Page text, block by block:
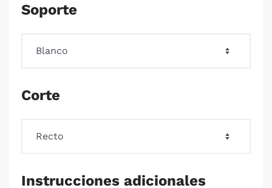
Soporte
Corte
Instrucciones adicionales